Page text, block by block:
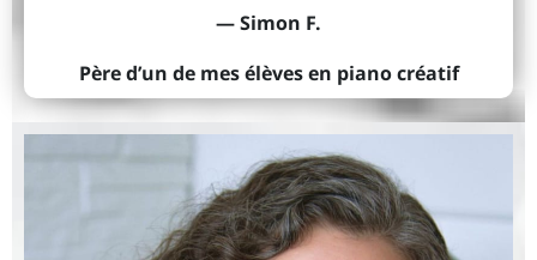
— Simon F.
Père d’un de mes élèves en piano créatif